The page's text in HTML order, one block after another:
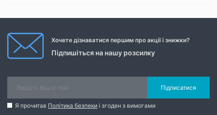
Хочете дізнаватися першим про акції і знижки?
Підпишіться на нашу розсилку
Підписатися
Я прочитав Політика безпеки і згоден з вимогами